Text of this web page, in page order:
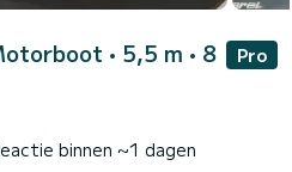
• 5,5 m • 8
Pro
binnen ~1 dagen